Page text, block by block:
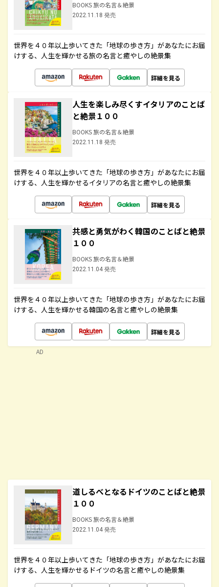
BOOKS 旅の名言＆絶景
2022.11.18 発売
世界を４０年以上歩いてきた「地球の歩き方」があなたにお届
けする、人生を輝かせる旅の名言と癒やしの絶景集
詳細を見る
人生を楽しみ尽くすイタリアのことば
と絶景１００
BOOKS 旅の名言＆絶景
2022.11.18 発売
世界を４０年以上歩いてきた「地球の歩き方」があなたにお届
けする、人生を輝かせるイタリアの名言と癒やしの絶景集
詳細を見る
共感と勇気がわく韓国のことばと絶景
１００
BOOKS 旅の名言＆絶景
2022.11.04 発売
世界を４０年以上歩いてきた「地球の歩き方」があなたにお届
けする、人生を輝かせる韓国の名言と癒やしの絶景集
詳細を見る
道しるべとなるドイツのことばと絶景
１００
BOOKS 旅の名言＆絶景
2022.11.04 発売
世界を４０年以上歩いてきた「地球の歩き方」があなたにお届
けする、人生を輝かせるドイツの名言と癒やしの絶景集
AD